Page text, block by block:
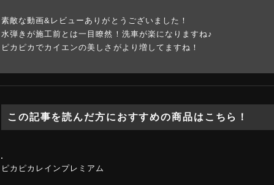
素敵な動画&レビューありがとうございました！
水弾きが施工前とは一目瞭然！洗車が楽になりますね♪
ピカピカでカイエンの美しさがより増してますね！
この記事を読んだ方におすすめの商品はこちら！
ピカピカレインプレミアム